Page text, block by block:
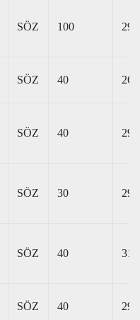
SÖZ 100
SÖZ 40
SÖZ 40
SÖZ 30
SÖZ 40
SÖZ 40